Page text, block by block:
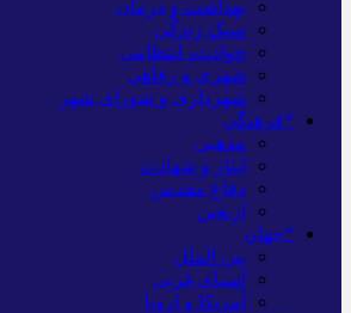
بهداشت و درمان
سبک زندگی
حوادث، انتظامی
شهری و رفاهی
شهرداری و شورای شهر
*فرهنگی
مذهبی
ایثار و شهادت
دفاع مقدس
اربعین
*جهان
بین الملل
آسیای غربی
آمریکا و اروپا